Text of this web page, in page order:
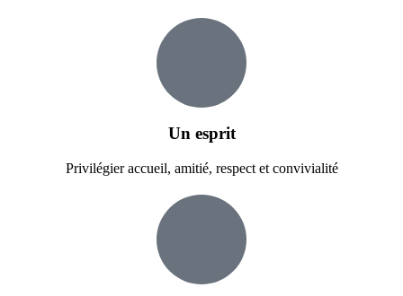
Un esprit
Privilégier accueil, amitié, respect et convivialité